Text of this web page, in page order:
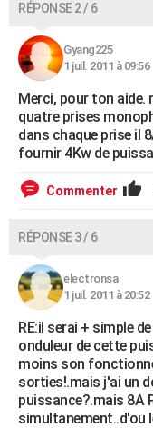
RÉPONSE 2 / 6
Gyang225
1 juil. 2011 à 09:56
Merci, pour ton aide.
quatre prises
dans chaque prise il
fournir 4Kw de
Commenter
RÉPONSE 3 / 6
electronsa
1 juil. 2011 à 20:52
RE:il serai + simple
onduleur de cette
moins son
sorties!.mais j'ai un
puissance?.mais 8A
simultanement..d'ou